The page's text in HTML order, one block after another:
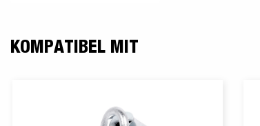
KOMPATIBEL MIT